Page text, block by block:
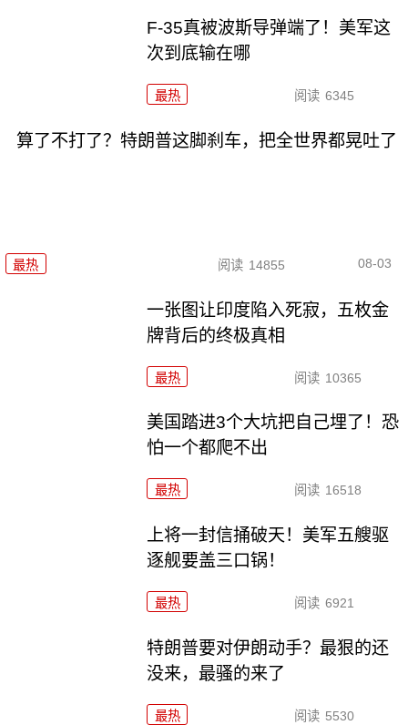
F-35真被波斯导弹端了！美军这
次到底输在哪
最热 阅读 6345
算了不打了？特朗普这脚刹车，把全世界都晃吐了
最热 阅读 14855 08-03
一张图让印度陷入死寂，五枚金
牌背后的终极真相
最热 阅读 10365
美国踏进3个大坑把自己埋了！恐
怕一个都爬不出
最热 阅读 16518
上将一封信捅破天！美军五艘驱
逐舰要盖三口锅！
最热 阅读 6921
特朗普要对伊朗动手？最狠的还
没来，最骚的来了
最热 阅读 5530